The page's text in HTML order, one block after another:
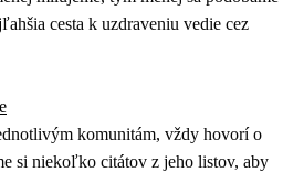
cesta k uzdraveniu vedie cez
komunitám, vždy hovorí o
si niekoľko citátov z jeho listov, aby